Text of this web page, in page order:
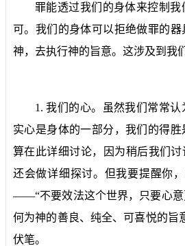
罪能透过我们的身体来控制
可。我们的身体可以拒绝做罪的
神，去执行神的旨意。这涉及到我
1.我们的心。
虽然我们常常
实心是身体的一部分，我们的得
算在此详细讨论，因为稍后我们
还会做详细探讨。但我要提醒你
——“不要效法这个世界，只要心意
何为神的善良、纯全、可喜悦的
伏笔。